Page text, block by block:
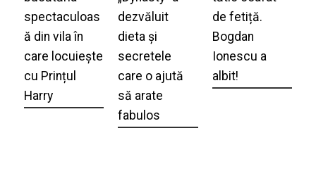
spectaculoas
ă din vila în
care locuiește
cu Prințul
Harry
dezvăluit
dieta și
secretele
care o ajută
să arate
fabulos
de fetiță.
Bogdan
Ionescu a
albit!